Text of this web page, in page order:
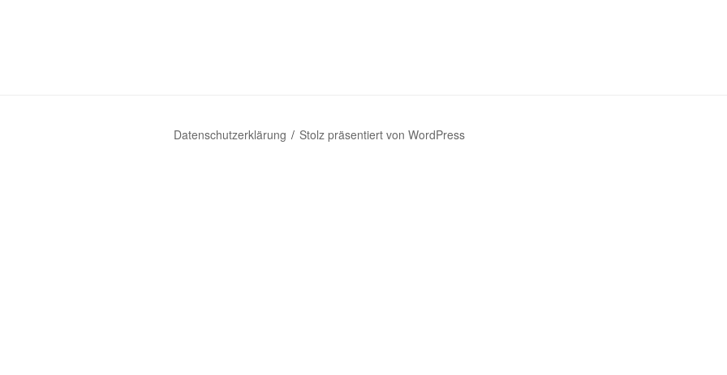
Datenschutzerklärung Stolz präsentiert von WordPress